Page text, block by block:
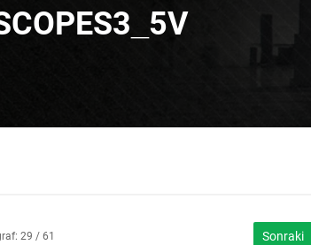
29 / 61 Sonraki